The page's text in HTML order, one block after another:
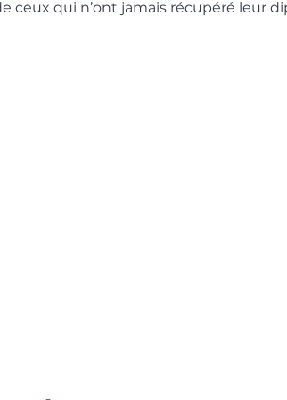
ceux qui n’ont jamais récupéré leur